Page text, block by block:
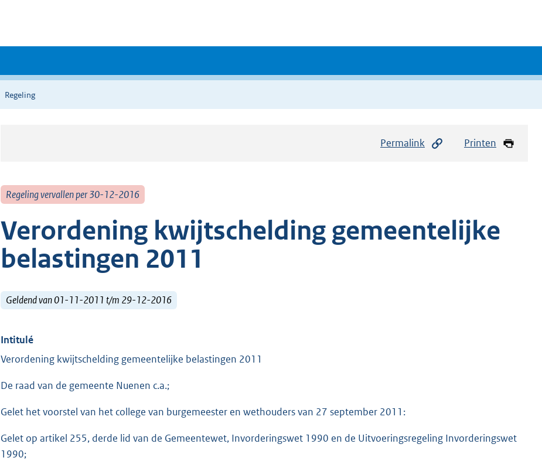
Regeling
Permalink Printen
Regeling vervallen per 30-12-2016
Verordening kwijtschelding gemeentelijke
belastingen 2011
Geldend van 01-11-2011 t/m 29-12-2016
Intitulé
Verordening kwijtschelding gemeentelijke belastingen 2011
De raad van de gemeente Nuenen c.a.;
Gelet het voorstel van het college van burgemeester en wethouders van 27 september 2011:
Gelet op artikel 255, derde lid van de Gemeentewet, Invorderingswet 1990 en de Uitvoeringsregeling Invorderingswet
1990;